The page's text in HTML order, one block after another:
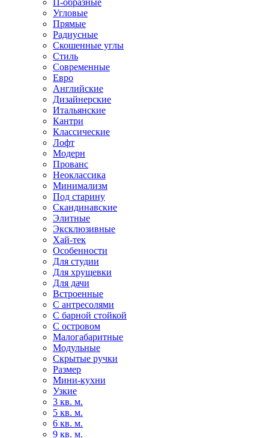
П-образные
Угловые
Прямые
Радиусные
Скошенные углы
Стиль
Современные
Евро
Английские
Дизайнерские
Итальянские
Кантри
Классические
Лофт
Модерн
Прованс
Неоклассика
Минимализм
Под старину
Скандинавские
Элитные
Эксклюзивные
Хай-тек
Особенности
Для студии
Для хрущевки
Для дачи
Встроенные
С антресолями
С барной стойкой
С островом
Малогабаритные
Модульные
Скрытые ручки
Размер
Мини-кухни
Узкие
3 кв. м.
5 кв. м.
6 кв. м.
9 кв. м.